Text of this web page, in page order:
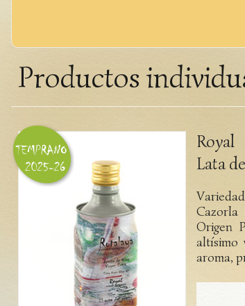
Productos
Royal
Lata
Origen
altísimo
aroma,